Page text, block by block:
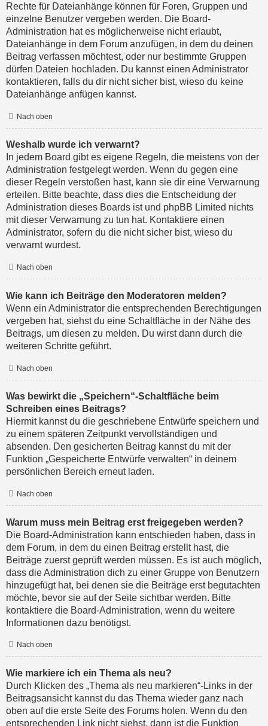
Rechte für Dateianhänge können für Foren, Gruppen und
einzelne Benutzer vergeben werden. Die Board-
Administration hat es möglicherweise nicht erlaubt,
Dateianhänge in dem Forum anzufügen, in dem du deinen
Beitrag verfassen möchtest, oder nur bestimmte Gruppen
dürfen Dateien hochladen. Du kannst einen Administrator
kontaktieren, falls du dir nicht sicher bist, wieso du keine
Dateianhänge anfügen kannst.
Nach oben
Weshalb wurde ich verwarnt?
In jedem Board gibt es eigene Regeln, die meistens von der
Administration festgelegt werden. Wenn du gegen eine
dieser Regeln verstoßen hast, kann sie dir eine Verwarnung
erteilen. Bitte beachte, dass dies die Entscheidung der
Administration dieses Boards ist und phpBB Limited nichts
mit dieser Verwarnung zu tun hat. Kontaktiere einen
Administrator, sofern du die nicht sicher bist, wieso du
verwarnt wurdest.
Nach oben
Wie kann ich Beiträge den Moderatoren melden?
Wenn ein Administrator die entsprechenden Berechtigungen
vergeben hat, siehst du eine Schaltfläche in der Nähe des
Beitrags, um diesen zu melden. Du wirst dann durch die
weiteren Schritte geführt.
Nach oben
Was bewirkt die „Speichern“-Schaltfläche beim
Schreiben eines Beitrags?
Hiermit kannst du die geschriebene Entwürfe speichern und
zu einem späteren Zeitpunkt vervollständigen und
absenden. Den gesicherten Beitrag kannst du mit der
Funktion „Gespeicherte Entwürfe verwalten“ in deinem
persönlichen Bereich erneut laden.
Nach oben
Warum muss mein Beitrag erst freigegeben werden?
Die Board-Administration kann entschieden haben, dass in
dem Forum, in dem du einen Beitrag erstellt hast, die
Beiträge zuerst geprüft werden müssen. Es ist auch möglich,
dass die Administration dich zu einer Gruppe von Benutzern
hinzugefügt hat, bei denen sie die Beiträge erst begutachten
möchte, bevor sie auf der Seite sichtbar werden. Bitte
kontaktiere die Board-Administration, wenn du weitere
Informationen dazu benötigst.
Nach oben
Wie markiere ich ein Thema als neu?
Durch Klicken des „Thema als neu markieren“-Links in der
Beitragsansicht kannst du das Thema wieder ganz nach
oben auf die erste Seite des Forums holen. Wenn du den
entsprechenden Link nicht siehst, dann ist die Funktion